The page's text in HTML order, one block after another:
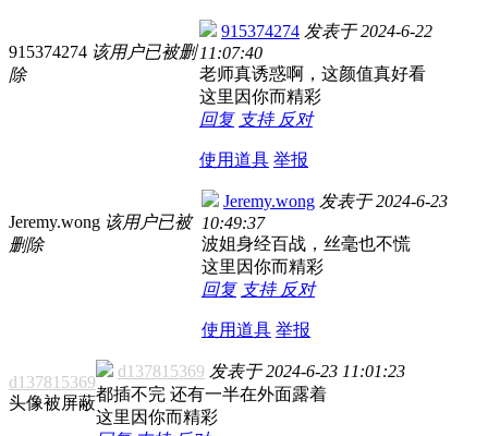
915374274 该用户已被删
除
915374274 发表于2024-6-22
11:07:40
老师真诱惑啊，这颜值真好看
这里因你而精彩
回复 支持 反对
使用道具 举报
Jeremy.wong 该用户已被
删除
Jeremy.wong 发表于2024-6-23
10:49:37
波姐身经百战，丝毫也不慌
这里因你而精彩
回复 支持 反对
使用道具 举报
d137815369
头像被屏蔽
d137815369 发表于2024-6-23 11:01:23
都插不完 还有一半在外面露着
这里因你而精彩